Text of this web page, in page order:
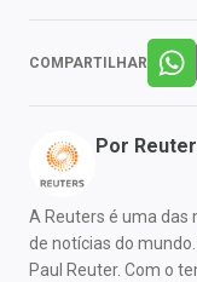
COMPARTILHAR
Por
A Reuters é uma das
de notícias do
Paul Reuter. Com o